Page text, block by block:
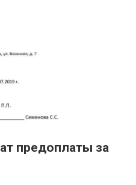
предоплаты за